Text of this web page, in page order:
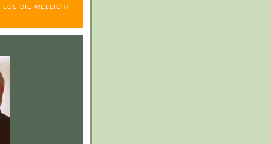
LOS DIE WELLICHT